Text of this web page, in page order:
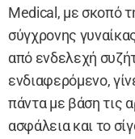
Medical, με σκοπό
σύγχρονης
από ενδελεχή
ενδιαφερόμενο,
πάντα με βάση τις
ασφάλεια και το